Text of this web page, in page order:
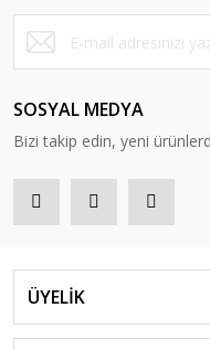
SOSYAL MEDYA
Bizi takip edin, yeni
ÜYELİK